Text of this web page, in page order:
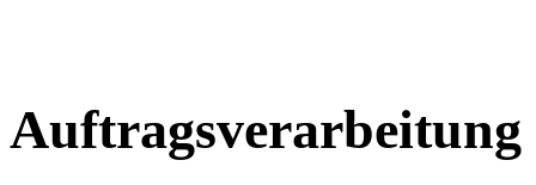
Auftragsverarbeitung